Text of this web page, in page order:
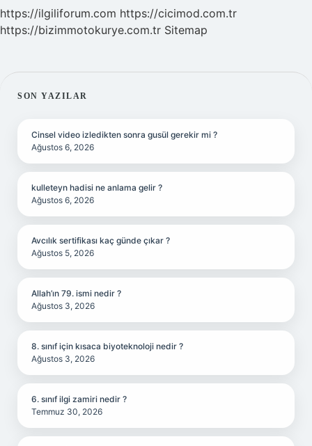
https://ilgiliforum.com https://cicimod.com.tr
https://bizimmotokurye.com.tr Sitemap
SIDEBAR
SON YAZILAR
Cinsel video izledikten sonra gusül gerekir mi ?
Ağustos 6, 2026
kulleteyn hadisi ne anlama gelir ?
Ağustos 6, 2026
Avcılık sertifikası kaç günde çıkar ?
Ağustos 5, 2026
Allah’ın 79. ismi nedir ?
Ağustos 3, 2026
8. sınıf için kısaca biyoteknoloji nedir ?
Ağustos 3, 2026
6. sınıf ilgi zamiri nedir ?
Temmuz 30, 2026